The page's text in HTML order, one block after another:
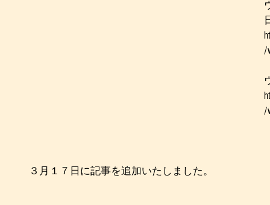
/
/
３月１７日に記事を追加いたしました。